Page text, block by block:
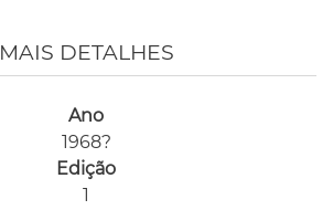
MAIS DETALHES
Ano
1968?
Edição
1